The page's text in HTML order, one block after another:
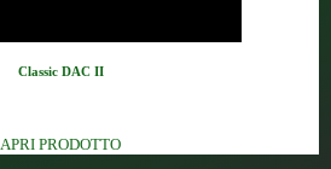
Classic DAC II
APRI PRODOTTO